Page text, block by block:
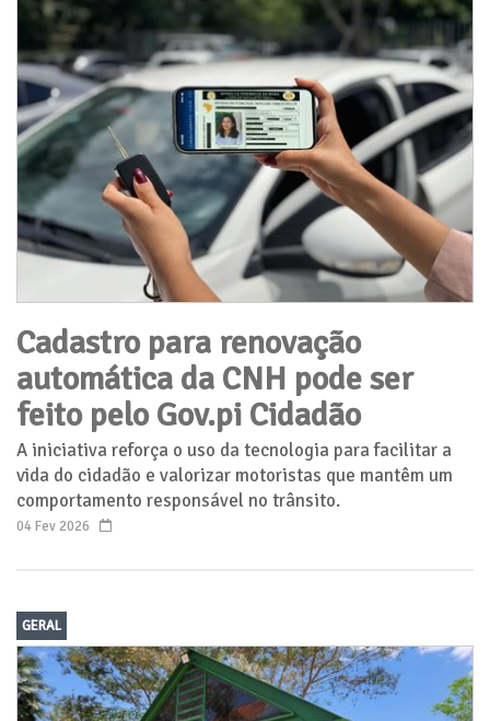
Cadastro para renovação
automática da CNH pode ser
feito pelo Gov.pi Cidadão
A iniciativa reforça o uso da tecnologia para facilitar a
vida do cidadão e valorizar motoristas que mantêm um
comportamento responsável no trânsito.
04 Fev 2026
GERAL